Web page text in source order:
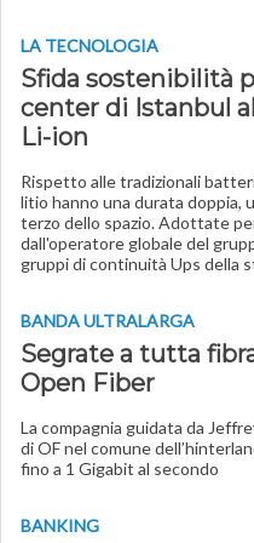
LA TECNOLOGIA
Sfida sostenibilità
center di Istanbul
Li-ion
Rispetto alle tradizionali
litio hanno una durata doppia,
terzo dello spazio. Adottate
dall'operatore globale del
gruppi di continuità Ups della
BANDA ULTRALARGA
Segrate a tutta
Open Fiber
La compagnia guidata da
di OF nel comune
fino a 1 Gigabit al secondo
BANKING